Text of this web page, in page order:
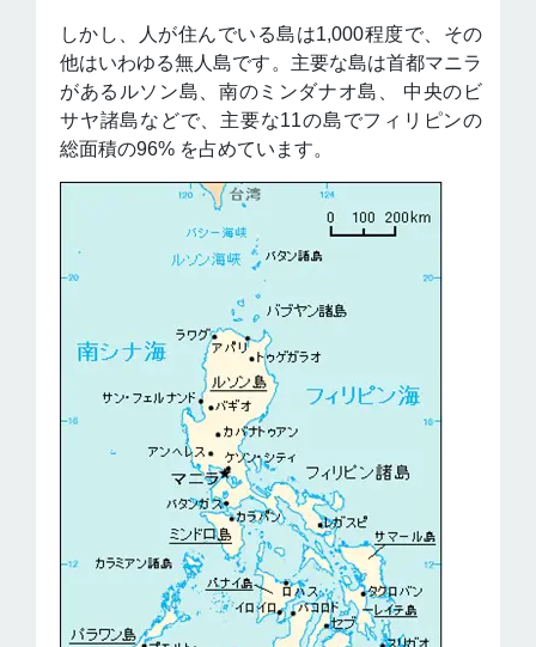
しかし、人が住んでいる島は1,000程度で、その
他はいわゆる無人島です。主要な島は首都マニラ
があるルソン島、南のミンダナオ島、 中央のビ
サヤ諸島などで、主要な11の島でフィリピンの
総面積の96% を占めています。